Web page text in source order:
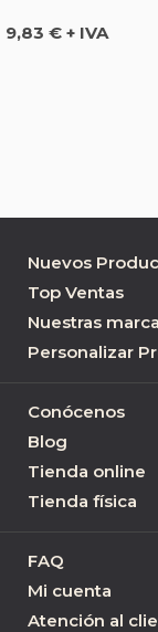
Precio
9,83 € + IVA
Nuevos
Top Ventas
Nuestras
Personalizar
Conócenos
Blog
Tienda online
Tienda física
FAQ
Mi cuenta
Atención al